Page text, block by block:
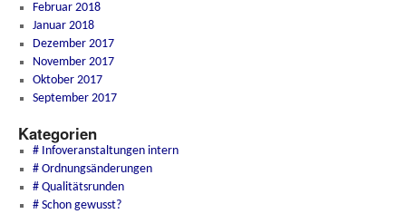
Februar 2018
Januar 2018
Dezember 2017
November 2017
Oktober 2017
September 2017
Kategorien
# Infoveranstaltungen intern
# Ordnungsänderungen
# Qualitätsrunden
# Schon gewusst?